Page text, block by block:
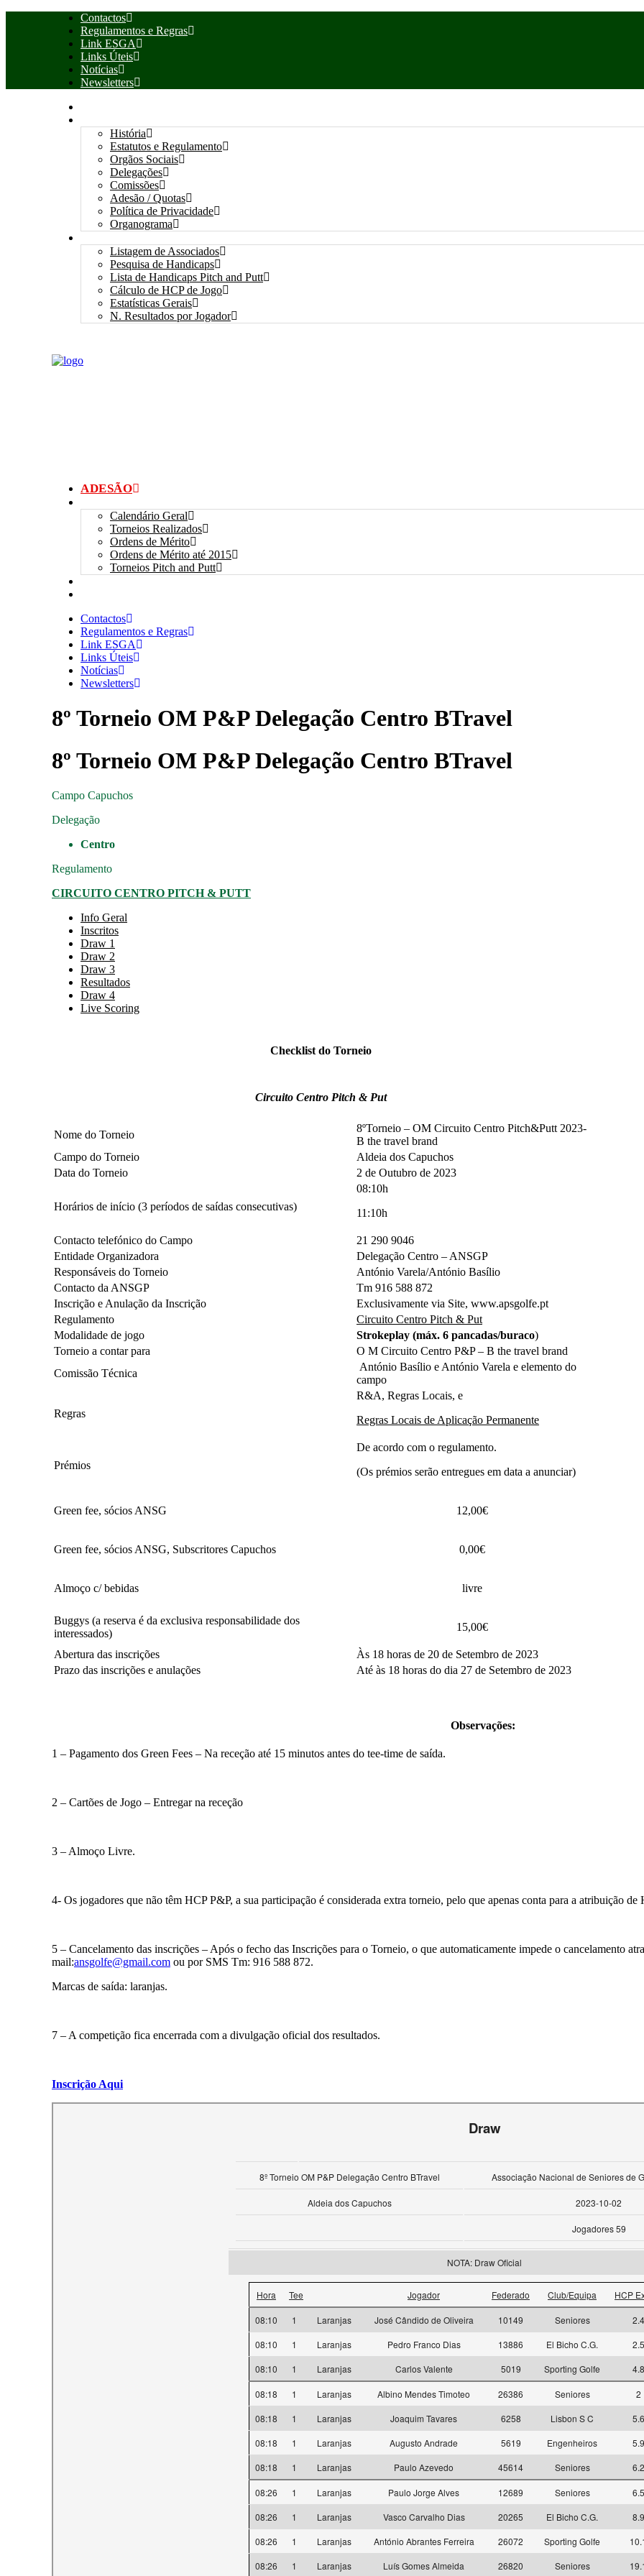
Contactos
Regulamentos e Regras
Link ESGA
Links Úteis
Notícias
Newsletters
História
Estatutos e Regulamento
Orgãos Sociais
Delegações
Comissões
Adesão / Quotas
Política de Privacidade
Organograma
Listagem de Associados
Pesquisa de Handicaps
Lista de Handicaps Pitch and Putt
Cálculo de HCP de Jogo
Estatísticas Gerais
N. Resultados por Jogador
ADESÃO
Calendário Geral
Torneios Realizados
Ordens de Mérito
Ordens de Mérito até 2015
Torneios Pitch and Putt
Contactos
Regulamentos e Regras
Link ESGA
Links Úteis
Notícias
Newsletters
8º Torneio OM P&P Delegação Centro BTravel
8º Torneio OM P&P Delegação Centro BTravel
Campo Capuchos
Delegação
Centro
Regulamento
CIRCUITO CENTRO PITCH & PUTT
Info Geral
Inscritos
Draw 1
Draw 2
Draw 3
Resultados
Draw 4
Live Scoring
Checklist do Torneio
Circuito Centro Pitch & Put
Nome do Torneio
8ºTorneio – OM Circuito Centro Pitch&Putt 2023-
B the travel brand
Campo do Torneio
Aldeia dos Capuchos
Data do Torneio
2 de Outubro de 2023
Horários de início (3 períodos de saídas consecutivas)
08:10h
11:10h
Contacto telefónico do Campo
21 290 9046
Entidade Organizadora
Delegação Centro – ANSGP
Responsáveis do Torneio
António Varela/António Basílio
Contacto da ANSGP
Tm 916 588 872
Inscrição e Anulação da Inscrição
Exclusivamente via Site, www.apsgolfe.pt
Regulamento
Circuito Centro Pitch & Put
Modalidade de jogo
Strokeplay (máx. 6 pancadas/buraco)
Torneio a contar para
O M Circuito Centro P&P – B the travel brand
Comissão Técnica
António Basílio e António Varela e elemento do
campo
Regras
R&A, Regras Locais, e
Regras Locais de Aplicação Permanente
Prémios
De acordo com o regulamento.
(Os prémios serão entregues em data a anunciar)
Green fee, sócios ANSG 12,00€
Green fee, sócios ANSG, Subscritores Capuchos 0,00€
Almoço c/ bebidas livre
Buggys (a reserva é da exclusiva responsabilidade dos
interessados)
15,00€
Abertura das inscrições
Às 18 horas de 20 de Setembro de 2023
Prazo das inscrições e anulações
Até às 18 horas do dia 27 de Setembro de 2023
Observações:
1 – Pagamento dos Green Fees – Na receção até 15 minutos antes do tee-time de saída.
2 – Cartões de Jogo – Entregar na receção
3 – Almoço Livre.
4- Os jogadores que não têm HCP P&P, a sua participação é considerada extra torneio, pelo que apenas conta para a atribuição de
5 – Cancelamento das inscrições – Após o fecho das Inscrições para o Torneio, o que automaticamente impede o cancelamento
mail:ansgolfe@gmail.com ou por SMS Tm: 916 588 872.
Marcas de saída: laranjas.
7 – A competição fica encerrada com a divulgação oficial dos resultados.
Inscrição Aqui